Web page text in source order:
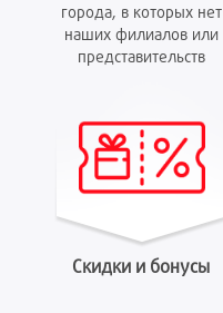
города, в которых нет
наших филиалов или
представительств
Скидки и бонусы